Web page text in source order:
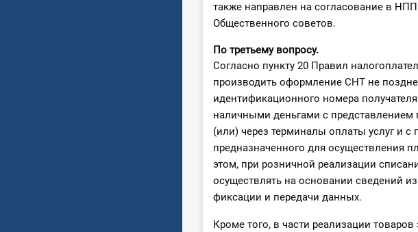
также направлен на согласование в
Общественного советов.
По третьему вопросу.
Согласно пункту 20 Правил
производить оформление СНТ не
идентификационного номера
наличными деньгами с
(или) через терминалы оплаты услуг и
предназначенного для осуществления
этом, при розничной реализации
осуществлять на основании сведений
фиксации и передачи данных.
Кроме того, в части реализации